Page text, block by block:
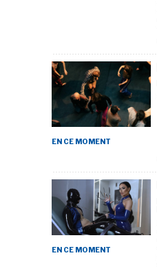
EN CE MOMENT
EN CE MOMENT